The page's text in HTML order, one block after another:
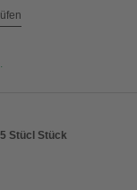
Stücl Stück